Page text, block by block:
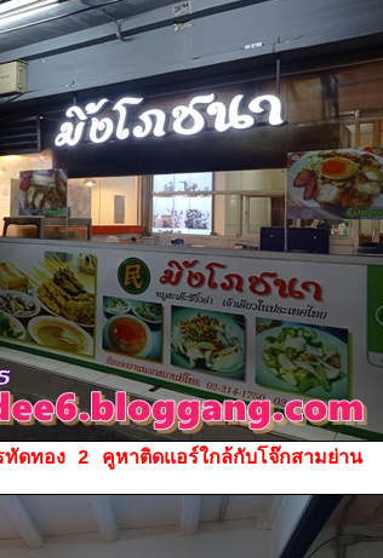
ดทอง 2 คูหาติดแอร์ใกล้กับโจ๊กสามย่าน